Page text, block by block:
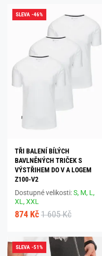
SLEVA -46%
TŘI BALENÍ BÍLÝCH
BAVLNĚNÝCH TRIČEK S
VÝSTŘIHEM DO V A LOGEM
Z100-V2
Dostupné velikosti:S, M, L,
XL,XXL
874 Kč 1 605 Kč
SLEVA -51%